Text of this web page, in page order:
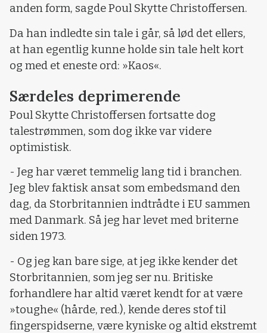
anden form, sagde Poul Skytte Christoffersen.
Da han indledte sin tale i går, så lød det ellers,
at han egentlig kunne holde sin tale helt kort
og med et eneste ord: »Kaos«.
Særdeles deprimerende
Poul Skytte Christoffersen fortsatte dog
talestrømmen, som dog ikke var videre
optimistisk.
- Jeg har været temmelig lang tid i branchen.
Jeg blev faktisk ansat som embedsmand den
dag, da Storbritannien indtrådte i EU sammen
med Danmark. Så jeg har levet med briterne
siden 1973.
- Og jeg kan bare sige, at jeg ikke kender det
Storbritannien, som jeg ser nu. Britiske
forhandlere har altid været kendt for at være
»toughe« (hårde, red.), kende deres stof til
fingerspidserne, være kyniske og altid ekstremt